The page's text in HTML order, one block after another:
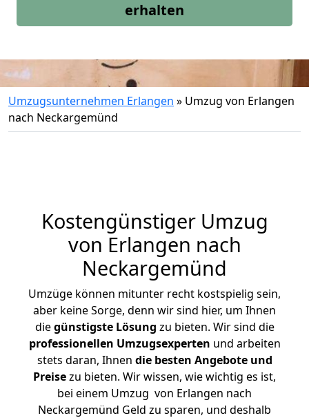
erhalten
Umzugsunternehmen Erlangen » Umzug von Erlangen
nach Neckargemünd
Kostengünstiger Umzug
von Erlangen nach
Neckargemünd
Umzüge können mitunter recht kostspielig sein,
aber keine Sorge, denn wir sind hier, um Ihnen
diegünstigste Lösung zu bieten. Wir sind die
professionellen Umzugsexperten und arbeiten
stets daran, Ihnen die besten Angebote und
Preisezu bieten. Wir wissen, wie wichtig es ist,
bei einem Umzug von Erlangen nach
Neckargemünd Geld zu sparen, und deshalb